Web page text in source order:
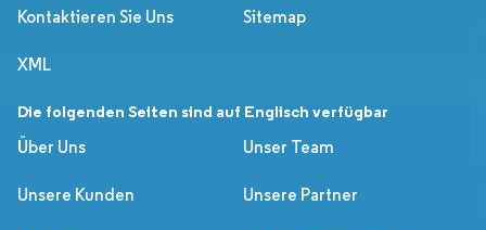
Kontaktieren Sie Uns Sitemap
XML
Die folgenden Seiten sind auf Englisch verfügbar
Über Uns
Unser Team
Unsere Kunden Unsere Partner